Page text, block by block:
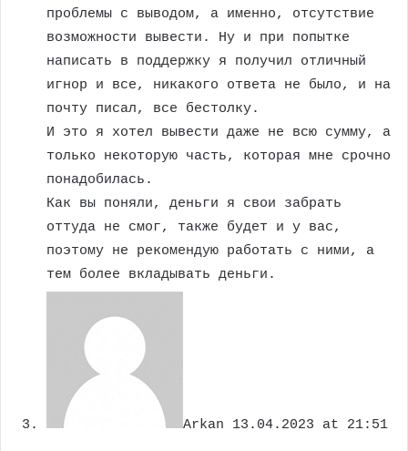
проблемы с выводом, а именно, отсутствие
возможности вывести. Ну и при попытке
написать в поддержку я получил отличный
игнор и все, никакого ответа не было, и на
почту писал, все бестолку.
И это я хотел вывести даже не всю сумму, а
только некоторую часть, которая мне срочно
понадобилась.
Как вы поняли, деньги я свои забрать
оттуда не смог, также будет и у вас,
поэтому не рекомендую работать с ними, а
тем более вкладывать деньги.
Arkan 13.04.2023 at 21:51